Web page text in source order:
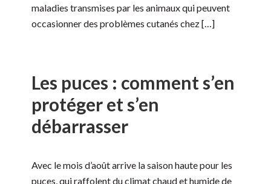
maladies transmises par les animaux qui peuvent
occasionner des problèmes cutanés chez […]
Les puces : comment s’en
protéger et s’en
débarrasser
Avec le mois d’août arrive la saison haute pour les
puces, qui raffolent du climat chaud et humide de